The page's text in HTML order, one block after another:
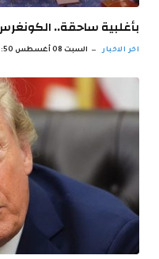
بأغلبية ساحقة..
اخر الاخبار السبت 08 أغسطس 3:50 ص